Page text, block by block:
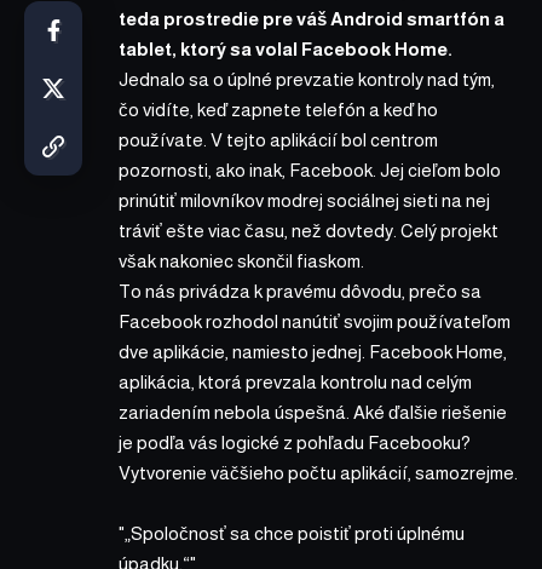
teda prostredie pre váš Android smartfón a
tablet, ktorý sa volal Facebook Home.
Jednalo sa o úplné prevzatie kontroly nad tým,
čo vidíte, keď zapnete telefón a keď ho
používate. V tejto aplikácií bol centrom
pozornosti, ako inak, Facebook. Jej cieľom bolo
prinútiť milovníkov modrej sociálnej sieti na nej
tráviť ešte viac času, než dovtedy. Celý projekt
však nakoniec skončil fiaskom.
To nás privádza k pravému dôvodu, prečo sa
Facebook rozhodol nanútiť svojim používateľom
dve aplikácie, namiesto jednej. Facebook Home,
aplikácia, ktorá prevzala kontrolu nad celým
zariadením nebola úspešná. Aké ďalšie riešenie
je podľa vás logické z pohľadu Facebooku?
Vytvorenie väčšieho počtu aplikácií, samozrejme.
„Spoločnosť sa chce poistiť proti úplnému
úpadku.“